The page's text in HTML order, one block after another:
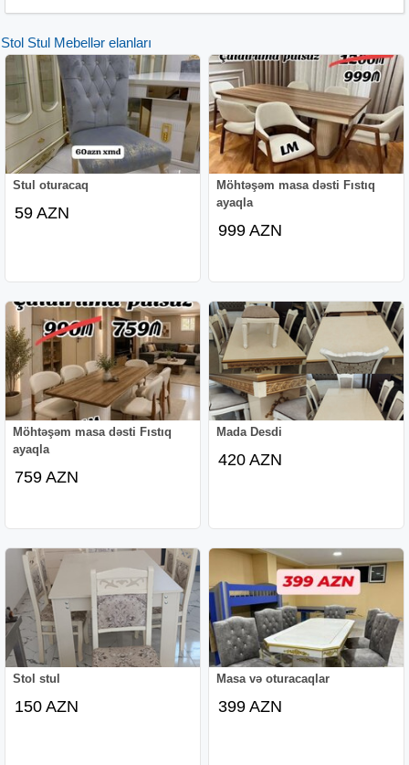
Stol Stul Mebellər elanları
Stul oturacaq
59 AZN
Möhtəşəm masa dəsti Fıstıq
ayaqla
999 AZN
Möhtəşəm masa dəsti Fıstıq
ayaqla
759 AZN
Mada Desdi
420 AZN
Stol stul
150 AZN
Masa və oturacaqlar
399 AZN